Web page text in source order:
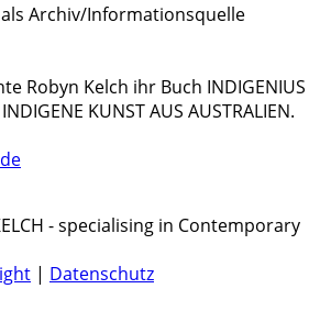
Archiv/Informationsquelle
Robyn Kelch ihr Buch INDIGENIUS
KUNST AUS AUSTRALIEN.
- specialising in Contemporary
| Datenschutz